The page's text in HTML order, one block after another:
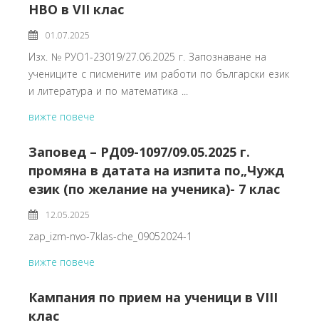
НВО в VII клас
01.07.2025
Изх. № РУО1-23019/27.06.2025 г. Запознаване на
учениците с писмените им работи по български език
и литература и по математика ...
вижте повече
Заповед – РД09-1097/09.05.2025 г.
промяна в датата на изпита по„Чужд
език (по желание на ученика)- 7 клас
12.05.2025
zap_izm-nvo-7klas-che_09052024-1
вижте повече
Кампания по прием на ученици в VIII
клас